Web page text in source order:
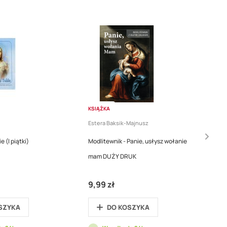
(I piątki)
KSIĄŻKA
Estera Baksik-Majnusz
Modlitewnik - Panie, usłysz wołanie
mam DUŻY DRUK
9,99 zł
DO KOSZYKA